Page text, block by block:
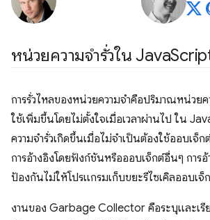
หน่วยความจํารั่วใน Java
การรั่วไหลของหน่วยความจําคือปริมาณหน่วย
ใช้เพิ่มขึ้นโดยไม่ตั้งใจเมื่อเวลาผ่านไป ใน
ความจำรั่วเกิดขึ้นเมื่อไม่จำเป็นต้องใช้ออบเจ็
การอ้างอิงโดยฟังก์ชันหรือออบเจ็กต์อื่นๆ การอ้
ป้องกันไม่ให้โปรแกรมเก็บขยะรีไซเคิลออบเจ็
งานของ Garbage Collector คือระบุและเรี